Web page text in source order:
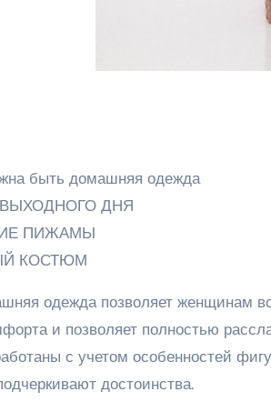
быть домашняя одежда
ДНЯ
ПИЖАМЫ
КОСТЮМ
одежда позволяет женщинам
и позволяет полностью
с учетом особенностей
достоинства.